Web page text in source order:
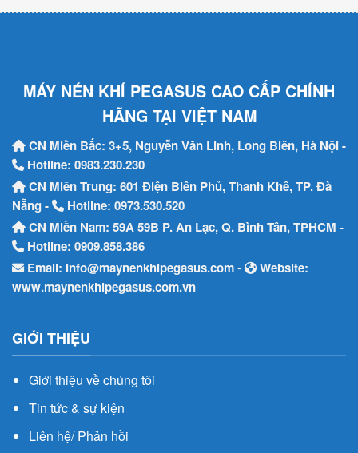
MÁY NÉN KHÍ PEGASUS CAO CẤP CHÍNH
HÃNG TẠI VIỆT NAM
CN Miền Bắc: 3+5, Nguyễn Văn Linh, Long Biên, Hà Nội -
Hotline: 0983.230.230
CN Miền Trung: 601 Điện Biên Phủ, Thanh Khê, TP. Đà
Nẵng -
Hotline: 0973.530.520
CN Miền Nam: 59A 59B P. An Lạc, Q. Bình Tân, TPHCM -
Hotline: 0909.858.386
Email: info@maynenkhipegasus.com-
Website:
www.maynenkhipegasus.com.vn
GIỚI THIỆU
Giới thiệu về chúng tôi
Tin tức & sự kiện
Liên hệ/ Phản hồi